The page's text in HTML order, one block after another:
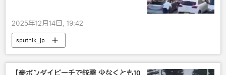
2025年12月14日, 19:42
sputnik_jp
【豪ボンダイビーチで銃撃 少なくとも10